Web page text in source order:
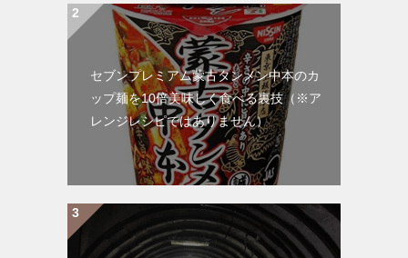
セブンプレミアム蒙古タンメン中本のカ
ップ麺を10倍美味しく食べる裏技（※ア
レンジレシピではありません）